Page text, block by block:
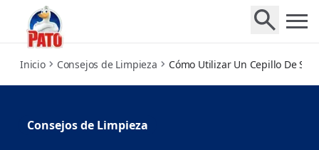
how-to-use-toilet-brush
Inicio Consejos de Limpieza Cómo Utilizar Un Cepillo De
Consejos de Limpieza